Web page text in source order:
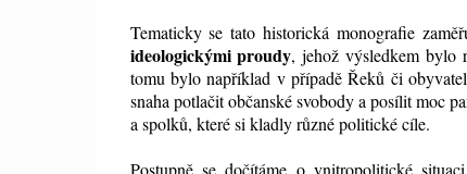
Tematicky se tato historická monografie
ideologickými proudy, jehož výsledkem bylo
tomu bylo například v případě Řeků či
snaha potlačit občanské svobody a posílit moc
a spolků, které si kladly různé politické cíle.